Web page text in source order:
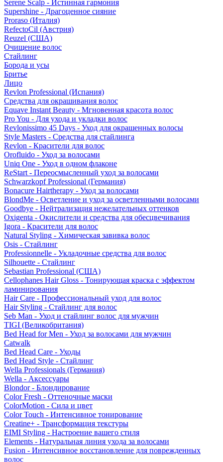
Serene Scalp - Истинная гармония
Supershine - Драгоценное сияние
Proraso (Италия)
RefectoCil (Австрия)
Reuzel (США)
Очищение волос
Стайлинг
Борода и усы
Бритье
Лицо
Revlon Professional (Испания)
Средства для окрашивания волос
Equave Instant Beauty - Мгновенная красота волос
Pro You - Для ухода и укладки волос
Revlonissimo 45 Days - Уход для окрашенных волосы
Style Masters - Средства для стайлинга
Revlon - Красители для волос
Orofluido - Уход за волосами
Uniq One - Уход в одном флаконе
ReStart - Переосмысленный уход за волосами
Schwarzkopf Professional (Германия)
Bonacure Hairtherapy - Уход за волосами
BlondMe - Осветление и уход за осветленными волосами
Goodbye - Нейтрализация нежелательных оттенков
Oxigenta - Окислители и средства для обесцвечивания
Igora - Красители для волос
Natural Styling - Химическая завивка волос
Osis - Стайлинг
Professionnelle - Укладочные средства для волос
Silhouette - Стайлинг
Sebastian Professional (США)
Cellophanes Hair Gloss - Тонирующая краска с эффектом
ламинирования
Hair Care - Профессиональный уход для волос
Hair Styling - Стайлинг для волос
Seb Man - Уход и стайлинг волос для мужчин
TIGI (Великобритания)
Bed Head for Men - Уход за волосами для мужчин
Catwalk
Bed Head Care - Уходы
Bed Head Style - Стайлинг
Wella Professionals (Германия)
Wella - Аксессуары
Blondor - Блондирование
Color Fresh - Оттеночные маски
ColorMotion - Сила и цвет
Color Touch - Интенсивное тонирование
Creatine+ - Трансформация текстуры
EIMI Styling - Настроение вашего стиля
Elements - Натуральная линия ухода за волосами
Fusion - Интенсивное восстановление для поврежденных
волос